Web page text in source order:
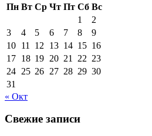
Пн Вт Ср Чт Пт Сб Вс
1
2
3
4 5 6 7 8
9
10 11 12 13 14 15 16
17 18 19 20 21 22 23
24 25 26 27 28 29 30
31
« Окт
Свежие записи